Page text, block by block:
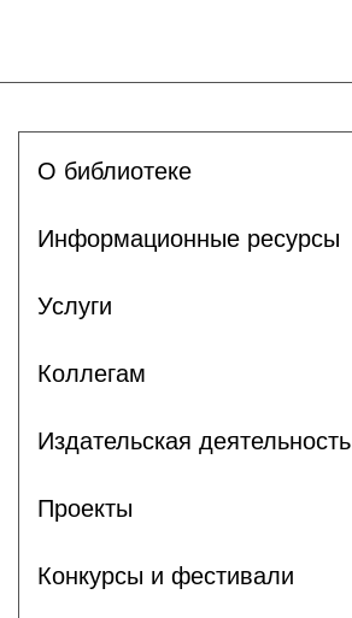
О библиотеке
Информационные ресурсы
Услуги
Коллегам
Издательская деятельность
Проекты
Конкурсы и фестивали